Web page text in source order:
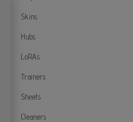
Skins
Hubs
LoRAs
Trainers
Sheets
Cleaners